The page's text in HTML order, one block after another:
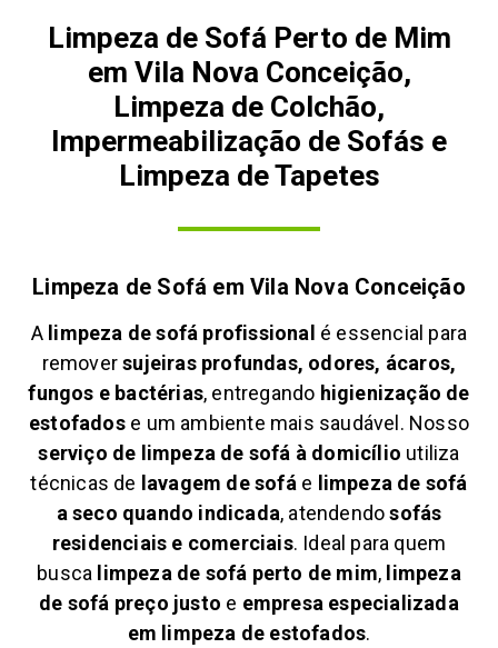
Limpeza de Sofá Perto de Mim
em Vila Nova Conceição,
Limpeza de Colchão,
Impermeabilização de Sofás e
Limpeza de Tapetes
Limpeza de Sofá em Vila Nova Conceição
A limpeza de sofá profissional é essencial para
removersujeiras profundas, odores, ácaros,
fungos e bactérias, entregando higienização de
estofadose um ambiente mais saudável. Nosso
serviço de limpeza de sofá à domicílio utiliza
técnicas de lavagem de sofá e limpeza de sofá
a seco quando indicada, atendendosofás
residenciais e comerciais. Ideal para quem
busca limpeza de sofá perto de mim, limpeza
de sofá preço justo e empresa especializada
em limpeza de estofados.